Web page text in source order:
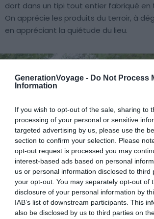
GenerationVoyage - Do Not Process
Information
If you wish to opt-out of the sale, sharing to
processing of your personal or sensitive
targeted advertising by us, please use the
section to confirm your selection. Please
opt-out request is processed you may
interest-based ads based on personal
us or personal information disclosed to third
your opt-out. You may separately opt-out of
disclosure of your personal information by
IAB’s list of downstream participants. This
also be disclosed by us to third parties on
dort dans un tipi tout entier fabriqué en
On apprécie les produits du terroir, à
en appréciant la quiétude du lieu.